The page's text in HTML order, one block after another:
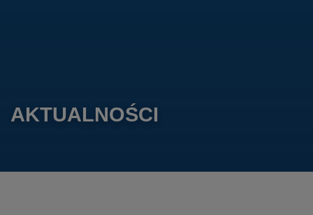
AKTUALNOŚCI